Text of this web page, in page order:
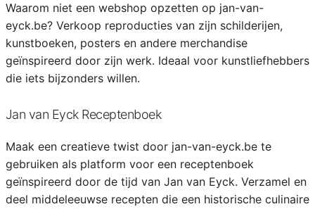
Waarom niet een webshop opzetten op jan-van-
eyck.be? Verkoop reproducties van zijn schilderijen,
kunstboeken, posters en andere merchandise
geïnspireerd door zijn werk. Ideaal voor kunstliefhebbers
die iets bijzonders willen.
Jan van Eyck Receptenboek
Maak een creatieve twist door jan-van-eyck.be te
gebruiken als platform voor een receptenboek
geïnspireerd door de tijd van Jan van Eyck. Verzamel en
deel middeleeuwse recepten die een historische culinaire